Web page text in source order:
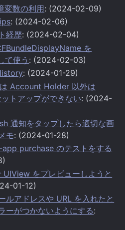
変数の利用: (2024-02-09)
: (2024-02-06)
経歴: (2024-02-04)
を
て使う : (2024-02-03)
: (2024-01-29)
Account Holder 以外は
トアップができない: (2024-
通知をタップしたら適切な画
モ: (2024-01-28)
purchase のテストをする
をプレビューしようと
01-12)
ルアドレスや URL を入れたと
ーがつかないようにする: